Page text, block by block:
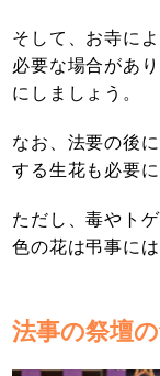
そして、お寺に
必要な場合があ
にしましょう。
なお、法要の後
する生花も必要に
ただし、毒やト
色の花は弔事には
法事の祭壇